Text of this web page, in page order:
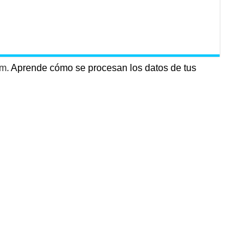
Aprende cómo se procesan los datos de tus